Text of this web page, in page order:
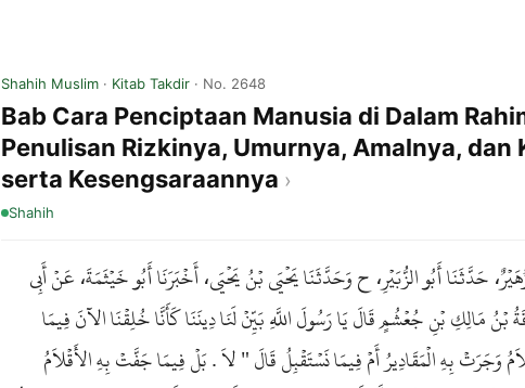
Shahih Muslim · Kitab Takdir · No. 2648
Bab Cara Penciptaan Manusia di Dalam
Penulisan Rizkinya, Umurnya, Amalnya, dan
serta Kesengsaraannya
Shahih
حَدَّثَنَا أَبُو الزُّبَيْرِ، ح وَحَدَّثَنَا يَحْيَى بْنُ يَحْيَى، أَخْبَرَنَا أَبُو خَيْثَمَةَ، عَنْ أَبِي
بْنُ مَالِكِ بْنِ جُعْشُمٍ قَالَ يَا رَسُولَ اللَّهِ بَيِّنْ لَنَا دِينَنَا كَأَنَّا خُلِقْنَا الآنَ فِيمَا
وَجَرَتْ بِهِ الْمَقَادِيرُ أَمْ فِيمَا نَسْتَقْبِلُ قَالَ " لاَ . بَلْ فِيمَا جَفَّتْ بِهِ الأَقْلاَمُ